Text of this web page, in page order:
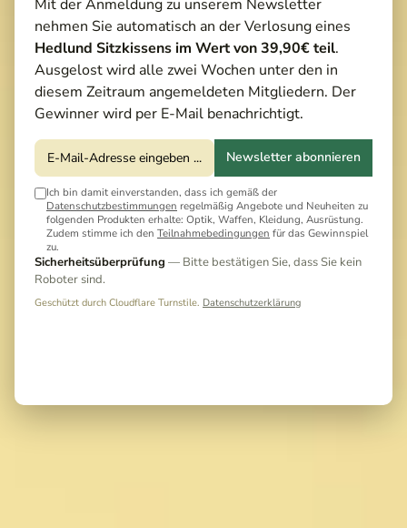
Mit der Anmeldung zu unserem Newsletter
nehmen Sie automatisch an der Verlosung eines
Hedlund Sitzkissens im Wert von 39,90€ teil.
Ausgelost wird alle zwei Wochen unter den in
diesem Zeitraum angemeldeten Mitgliedern. Der
Gewinner wird per E-Mail benachrichtigt.
Newsletter abonnieren
Ich bin damit einverstanden, dass ich gemäß der
Datenschutzbestimmungen regelmäßig Angebote und Neuheiten zu
folgenden Produkten erhalte: Optik, Waffen, Kleidung, Ausrüstung.
Zudem stimme ich den Teilnahmebedingungen für das Gewinnspiel
zu.
Sicherheitsüberprüfung — Bitte bestätigen Sie, dass Sie kein
Roboter sind.
Geschützt durch Cloudflare Turnstile. Datenschutzerklärung